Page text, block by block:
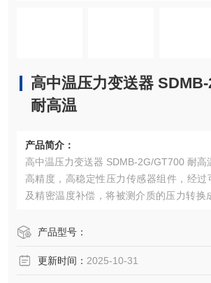
高中温压力变送器
耐高温
产品简介：
高中温压力变送器 SDMB-2G/GT700 耐高
高精度，高稳定性压力传感器组件，经过
及精密温度补偿，将被测介质的压力转换
感器、封装技术以及*的装配工艺确保了该
产品型号：
更新时间： 2025-10-31